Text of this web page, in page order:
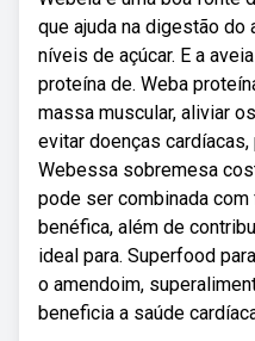
que ajuda na digestão
níveis de açúcar. E a
proteína de. Weba
massa muscular, aliviar
evitar doenças
Webessa sobremesa
pode ser combinada
benéfica, além de
ideal para. Superfood
o amendoim,
beneficia a saúde